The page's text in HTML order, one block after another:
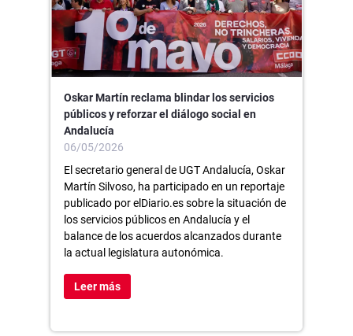
Oskar Martín reclama blindar los servicios
públicos y reforzar el diálogo social en
Andalucía
06/05/2026
El secretario general de UGT Andalucía, Oskar
Martín Silvoso, ha participado en un reportaje
publicado por elDiario.es sobre la situación de
los servicios públicos en Andalucía y el
balance de los acuerdos alcanzados durante
la actual legislatura autonómica.
Leer más